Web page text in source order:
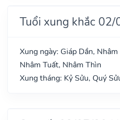
Tuổi xung khắc
Xung ngày: Giáp Dần,
Nhâm Tuất, Nhâm Thìn
Xung tháng: Kỷ Sửu, Quý